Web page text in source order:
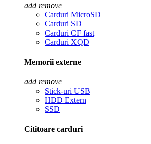
add remove
Carduri MicroSD
Carduri SD
Carduri CF fast
Carduri XQD
Memorii externe
add remove
Stick-uri USB
HDD Extern
SSD
Cititoare carduri